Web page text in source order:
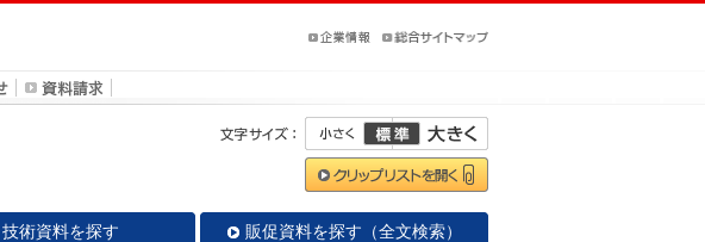
技術資料を探す 販促資料を探す（全文検索）